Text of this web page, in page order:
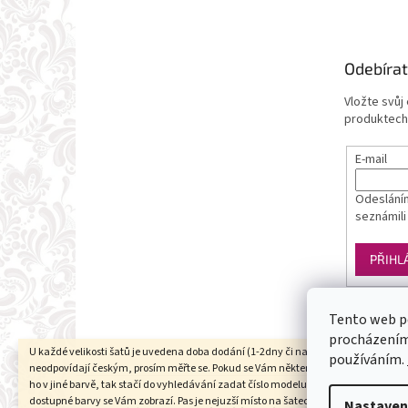
Tento web
používáním.
U každé velikosti šatů je uvedena doba dodání (1-2dny či na objednání). Velikosti
neodpovídají českým, prosím měřte se. Pokud se Vám některý model líbí a chtěli
ho v jiné barvě, tak stačí do vyhledávání zadat číslo modelu(třeba 1960) a
dostupné barvy se Vám zobrazí. Pas je nejuzší místo na šatech (většinou cca 6cm
Vložte svůj
E-mail